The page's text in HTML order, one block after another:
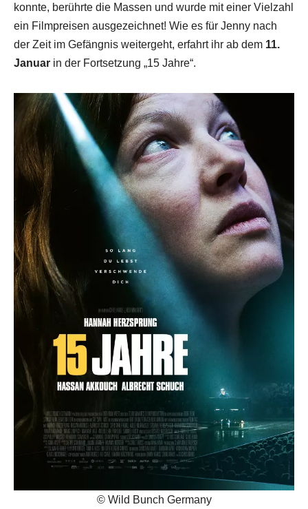
konnte, berührte die Massen und wurde mit einer Vielzahl
ein Filmpreisen ausgezeichnet! Wie es für Jenny nach
der Zeit im Gefängnis weitergeht, erfahrt ihr ab dem 11.
Januar in der Fortsetzung „15 Jahre“.
© Wild Bunch Germany